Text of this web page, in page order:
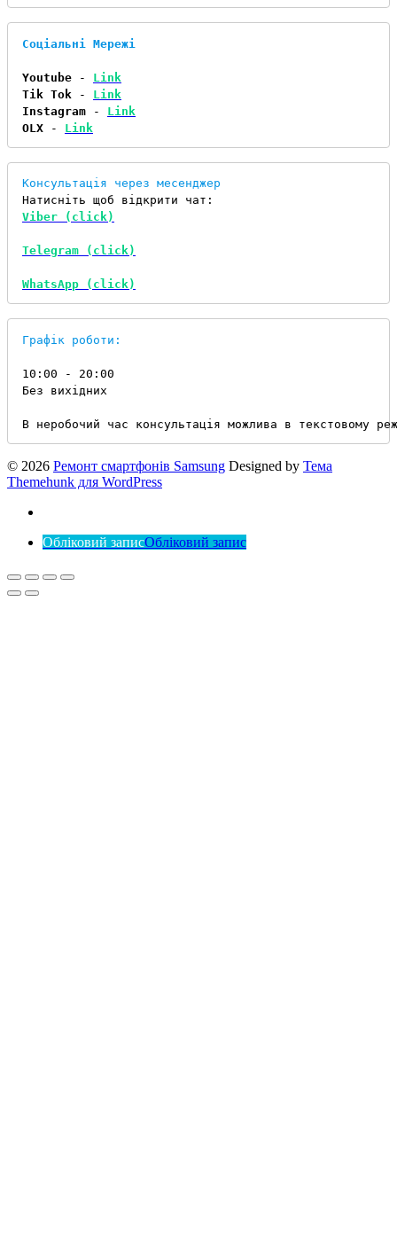
Соціальні Мережі
Youtube - Link
Tik Tok - Link
Instagram - Link
OLX - Link
Консультація через месенджер
Viber (click)
Telegram (click)
WhatsApp (click)
Графік роботи:
10:00 - 20:00
Без вихідних
В неробочий час консультація можлива в текстовому
© 2026 Ремонт смартфонів Samsung Designed by Тема
Themehunk для WordPress
Обліковий записОбліковий запис